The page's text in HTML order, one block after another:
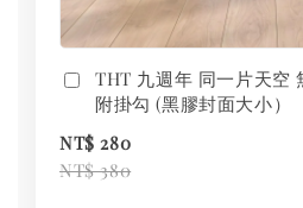
THT 九週年 同一片天空
附掛勾 (黑膠封面大小）
NT$ 280
NT$ 380